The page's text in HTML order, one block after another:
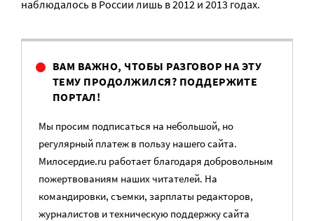
наблюдалось в России лишь в 2012 и 2013 годах.
ВАМ ВАЖНО, ЧТОБЫ РАЗГОВОР НА ЭТУ
ТЕМУ ПРОДОЛЖИЛСЯ? ПОДДЕРЖИТЕ
ПОРТАЛ!
Мы просим подписаться на небольшой, но
регулярный платеж в пользу нашего сайта.
Милосердие.ru работает благодаря добровольным
пожертвованиям наших читателей. На
командировки, съемки, зарплаты редакторов,
журналистов и техническую поддержку сайта